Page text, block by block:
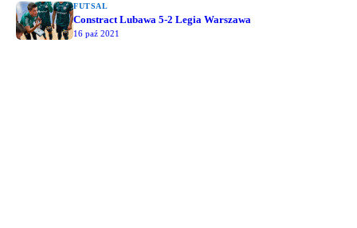
FUTSAL
Constract Lubawa 5-2 Legia Warszawa
16 paź 2021